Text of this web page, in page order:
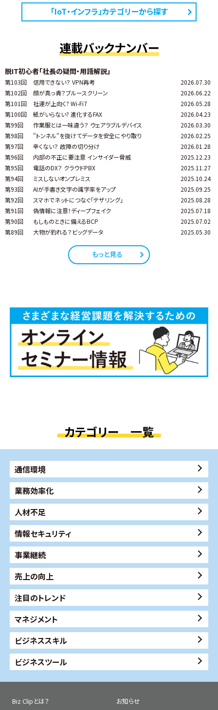
「IoT・インフラ」カテゴリーから探す
連載バックナンバー
脱IT初心者「社長の疑問・用語解説」
第103回 信用できない？ VPN再考
2026.07.30
第102回
顔が真っ青？ブルースクリーン
2026.06.22
第101回
社運が上向く? Wi-Fi7
2026.05.28
第100回
紙がいらない? 進化するFAX
2026.04.23
第99回
作業服とは一味違う？ ウェアラブルデバイス
2026.03.30
第98回
"トンネル"を抜けてデータを安全にやり取り
2026.02.25
第97回
辛くない？ 故障の切り分け
2026.01.28
第96回
内部の不正に要注意 インサイダー脅威
2025.12.23
第95回
電話のDX？ クラウドPBX
2025.11.27
第94回
ミスしないオンプレミス
2025.10.24
第93回
AIが手書き文字の識字率をアップ
2025.09.25
第92回
スマホでネットにつなぐ「テザリング」
2025.08.28
第91回
偽情報に注意！ディープフェイク
2025.07.18
第90回
もしものときに備えるBCP
2025.07.02
第89回
大物が釣れる？ビッグデータ 2025.05.30
もっと見る
カテゴリー 一覧
通信環境
業務効率化
人材不足
情報セキュリティ
事業継続
売上の向上
注目のトレンド
マネジメント
ビジネススキル
ビジネスツール
Biz Clipとは？ お知らせ